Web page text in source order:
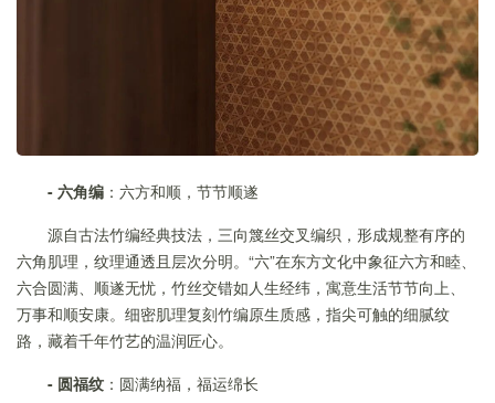
- 六角编 ：六方和顺，节节顺遂
源自古法竹编经典技法，三向篾丝交叉编织，形成规整有序的
六角肌理，纹理通透且层次分明。“六”在东方文化中象征六方和睦、
六合圆满、顺遂无忧，竹丝交错如人生经纬，寓意生活节节向上、
万事和顺安康。细密肌理复刻竹编原生质感，指尖可触的细腻纹
路，藏着千年竹艺的温润匠心。
- 圆福纹 ：圆满纳福，福运绵长